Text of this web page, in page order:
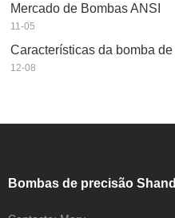
Mercado de Bombas ANSI
11-05
Características da bomba
12-08
Bombas de precisão